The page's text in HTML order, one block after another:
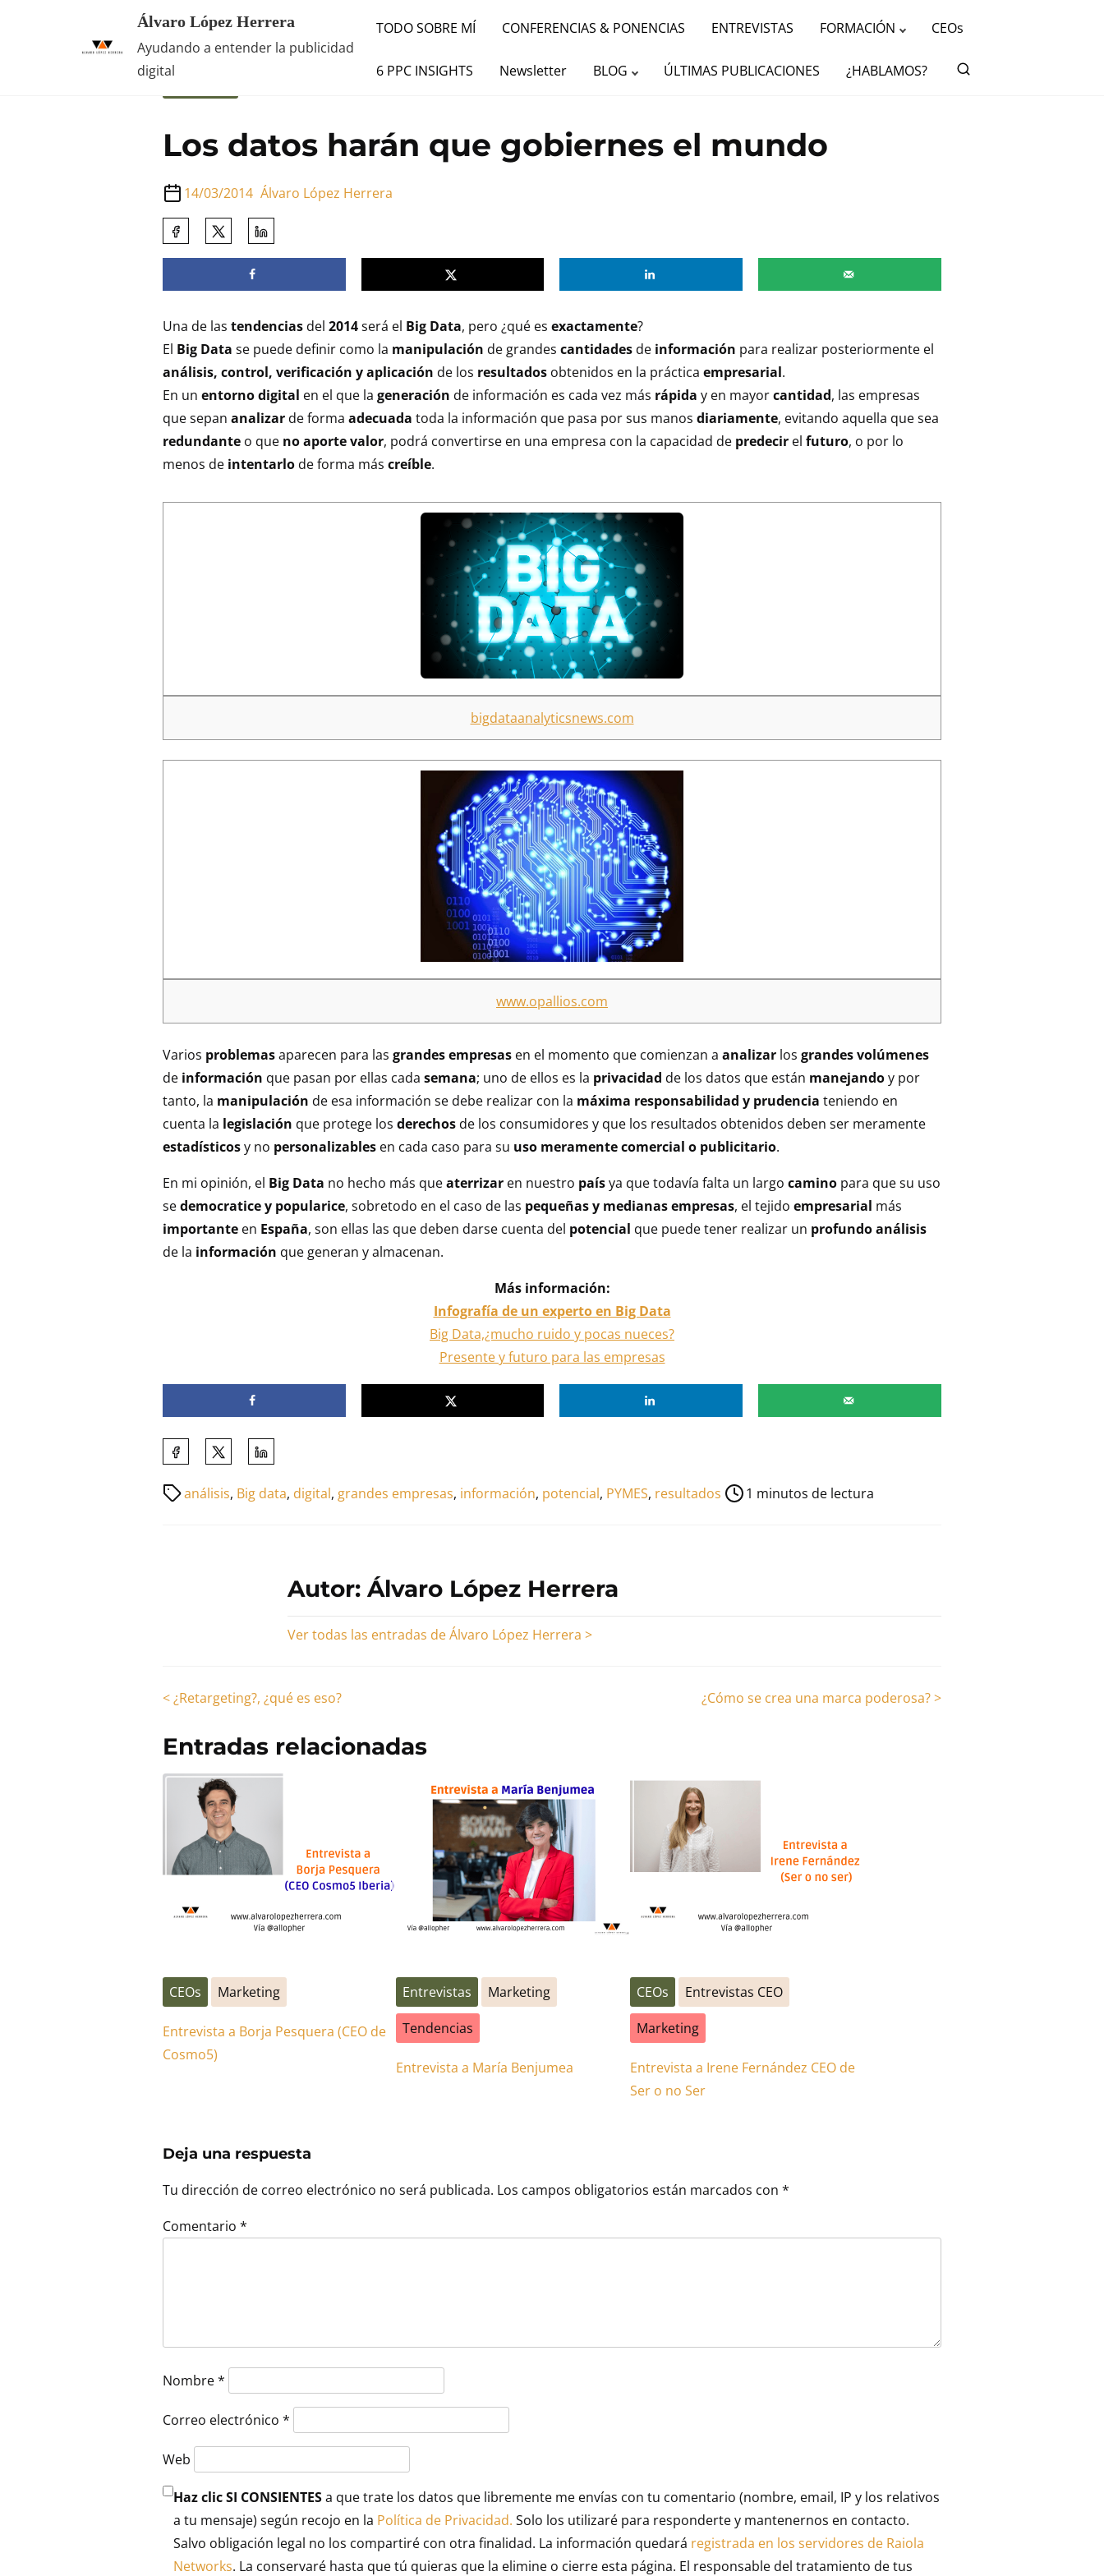
Álvaro López Herrera
Ayudando a entender la publicidad
digital
TODO SOBRE MÍ CONFERENCIAS & PONENCIAS ENTREVISTAS FORMACIÓN CEOs
6 PPC INSIGHTS Newsletter BLOG ÚLTIMAS PUBLICACIONES ¿HABLAMOS?
Inicio Marketing / Los datos harán que gobiernes el mundo
Los datos harán que gobiernes el mundo
14/03/2014 Álvaro López Herrera
Comparte
Una de las tendencias del 2014será el Big Data, pero ¿qué es exactamente?
El Big Data se puede definir como la manipulación de grandes cantidades de información para realizar posteriormente el
análisis, control, verificación y aplicación de los resultados obtenidos en la práctica empresarial.
En un entorno digital en el que la generación de información es cada vez más rápida y en mayorcantidad, las empresas
que sepan analizar de forma adecuada toda la información que pasa por sus manos diariamente, evitando aquella que sea
redundante o que no aporte valor, podrá convertirse en una empresa con la capacidad de predecir el futuro, o por lo
menos de intentarlo de forma más creíble.
bigdataanalyticsnews.com
www.opallios.com
Varios problemasaparecen para las grandes empresas en el momento que comienzan a analizar los grandes volúmenes
de información que pasan por ellas cada semana; uno de ellos es la privacidad de los datos que están manejandoy por
tanto, la manipulación de esa información se debe realizar con la máxima responsabilidad y prudencia teniendo en
cuenta la legislación que protege los derechos de los consumidores y que los resultados obtenidos deben ser meramente
estadísticosy no personalizables en cada caso para su uso meramente comercial o publicitario.
En mi opinión, el Big Data no hecho más queaterrizar en nuestro paísya que todavía falta un largo camino para que su uso
sedemocratice y popularice, sobretodo en el caso de las pequeñas y medianas empresas, el tejido empresarial más
importante en España, son ellas las que deben darse cuenta del potencial que puede tener realizar un profundo análisis
de la información que generan y almacenan.
Más información:
Infografía de un experto en Big Data
Big Data,¿mucho ruido y pocas nueces?
Presente y futuro para las empresas
Comparte
entrada
análisis, Big data, digital, grandes empresas, información, potencial, PYMES, resultados
Tiempo
1 minutos de lectura
Autor: Álvaro López Herrera
Ver todas las entradas de Álvaro López Herrera >
Navegación
de
entradas
<¿Retargeting?, ¿qué es eso? ¿Cómo se crea una marca poderosa?>
Entradas relacionadas
CEOs Marketing
Entrevista a Borja Pesquera (CEO de
Cosmo5)
Entrevistas
Marketing
Tendencias
Entrevista a María Benjumea
CEOs
Entrevistas CEO
Marketing
Entrevista a Irene Fernández CEO de
Ser o no Ser
Deja una respuesta
Tu dirección de correo electrónico no será publicada. Los campos obligatorios están marcados con *
Comentario *
Nombre*
Correo electrónico *
Web
Haz clic SI CONSIENTESa que trate los datos que libremente me envías con tu comentario (nombre, email, IP y los relativos
a tu mensaje) según recojo en la Política de Privacidad. Solo los utilizaré para responderte y mantenernos en contacto.
Salvo obligación legal no los compartiré con otra finalidad. La información quedará registrada en los servidores de Raiola
Networks. La conservaré hasta que tú quieras que la elimine o cierre esta página. El responsable del tratamiento de tus